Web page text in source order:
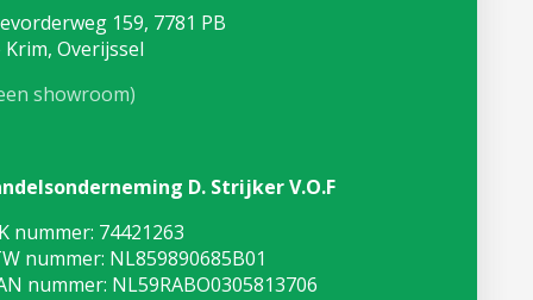
159, 7781 PB
Krim, Overijssel
showroom)
D. Strijker V.O.F
nummer: 74421263
nummer: NL859890685B01
nummer: NL59RABO0305813706